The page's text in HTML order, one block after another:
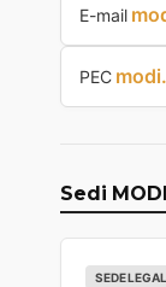
E-mail
PEC
Sedi
SEDE